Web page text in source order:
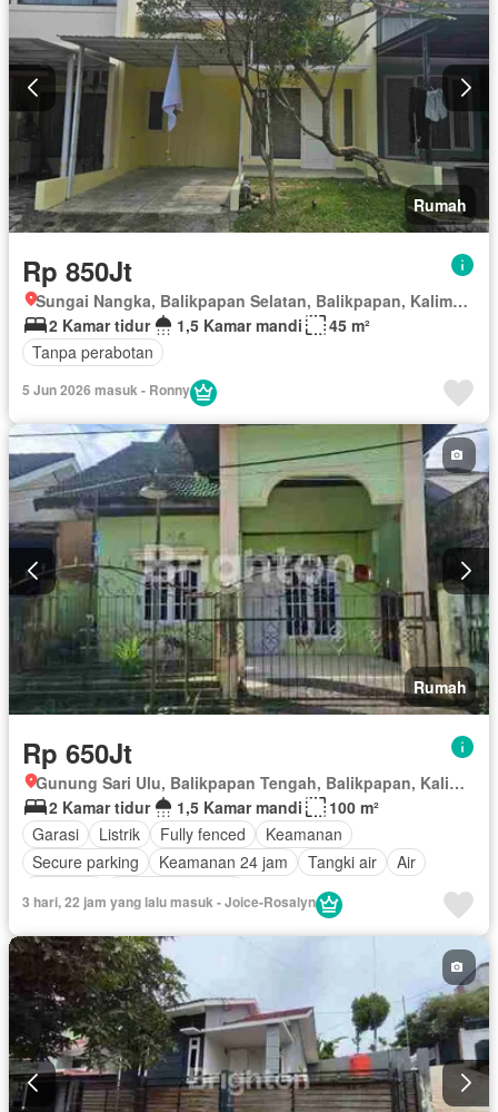
Rumah
Rp 850Jt
Sungai Nangka, Balikpapan Selatan, Balikpapan, Kalimantan Timur
2 Kamar tidur
1,5 Kamar mandi
45 m²
Tanpa perabotan
5 Jun 2026 masuk - Ronny
Rumah
Rp 650Jt
Gunung Sari Ulu, Balikpapan Tengah, Balikpapan, Kalimantan Timur
2 Kamar tidur
1,5 Kamar mandi
100 m²
Garasi
Listrik Fully fenced
Keamanan
Secure parking
Keamanan 24 jam Tangki air
Air
3 hari, 22 jam yang lalu masuk - Joice-Rosalyn